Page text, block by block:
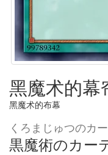
黑魔术的幕
黑魔术的布幕
くろまじゅつのカ
黒魔術のカー